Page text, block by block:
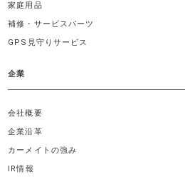
家庭用品
補修・サービスパーツ
GPS見守りサービス
企業
会社概要
企業沿革
カーメイトの強み
IR情報